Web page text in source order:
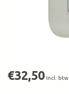
€32,50 Incl. btw